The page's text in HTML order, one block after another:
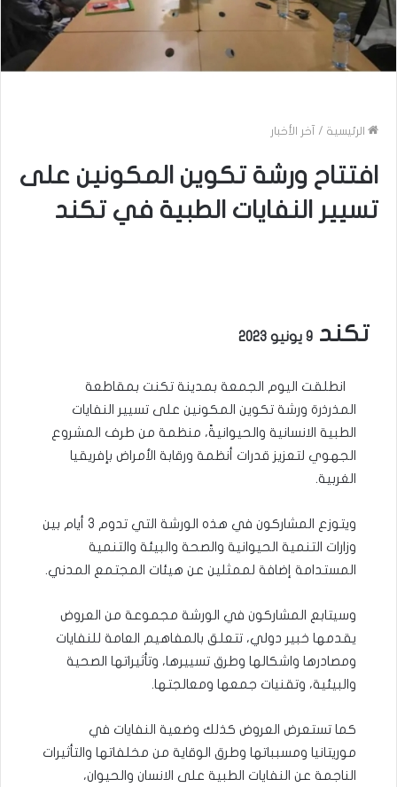
الرئيسية / آخر الأخبار
افتتاح ورشة تكوين المكونين على
تسيير النفايات الطبية في تكند
تكند 9 يونيو 2023
انطلقت اليوم الجمعة بمدينة تكنت بمقاطعة
المذرذرة ورشة تكوين المكونين على تسيير النفايات
الطبية الانسانية والحيوانيةً، منظمة من طرف المشروع
الجهوي لتعزيز قدرات أنظمة ورقابة الأمراض بإفريقيا
الغربية.
ويتوزع المشاركون في هذه الورشة التي تدوم 3 أيام بين
وزارات التنمية الحيوانية والصحة والبيئة والتنمية
المستدامة إضافة لممثلين عن هيئات المجتمع المدني.
وسيتابع المشاركون في الورشة مجموعة من العروض
يقدمها خبير دولي، تتعلق بالمفاهيم العامة للنفايات
ومصادرها واشكالها وطرق تسييرها، وتأثيراتها الصحية
والبيئية، وتقنيات جمعها ومعالجتها.
كما تستعرض العروض كذلك وضعية النفايات في
موريتانيا ومسبباتها وطرق الوقاية من مخلفاتها والتأثيرات
الناجمة عن النفايات الطبية على الانسان والحيوان،